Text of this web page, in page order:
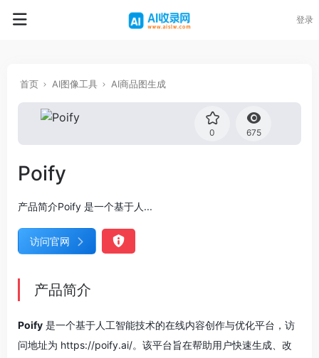
登录
首页 AI图像工具 AI商品图生成
0 675
Poify
产品简介Poify 是一个基于人...
访问官网
产品简介
Poify 是一个基于人工智能技术的在线内容创作与优化平台，访
问地址为 https://poify.ai/。该平台旨在帮助用户快速生成、改